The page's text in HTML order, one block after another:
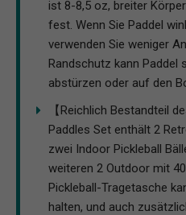
ist 8-8,5 oz, breiter
fest. Wenn Sie Paddel
verwenden Sie weniger
Randschutz kann Paddel
abstürzen oder auf den
【Reichlich Bestandteil
Paddles Set enthält 2
zwei Indoor Pickleball
weiteren 2 Outdoor mit
Pickleball-Tragetasche
halten, und auch